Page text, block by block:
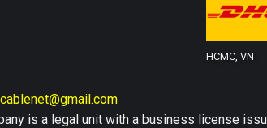
HCMC, VN
is a legal unit with a business license